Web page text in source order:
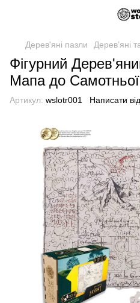
Дерев'яні пазли Дерев’яні
Фігурний
Мапа до
Артикул: wslotr001 Написати